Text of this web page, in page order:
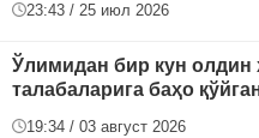
23:43 / 25 июл 2026
Ўлимидан бир кун олдин
талабаларига баҳо
19:34 / 03 август 2026